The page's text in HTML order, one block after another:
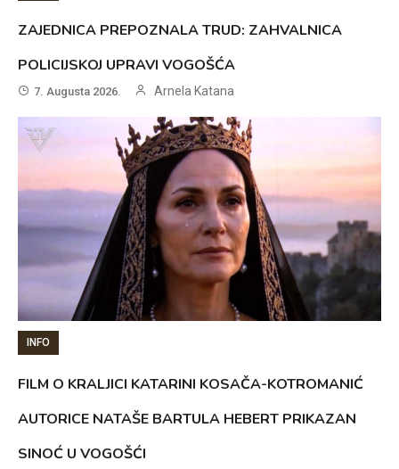
ZAJEDNICA PREPOZNALA TRUD: ZAHVALNICA
POLICIJSKOJ UPRAVI VOGOŠĆA
7. Augusta 2026. Arnela Katana
INFO
FILM O KRALJICI KATARINI KOSAČA-KOTROMANIĆ
AUTORICE NATAŠE BARTULA HEBERT PRIKAZAN
SINOĆ U VOGOŠĆI